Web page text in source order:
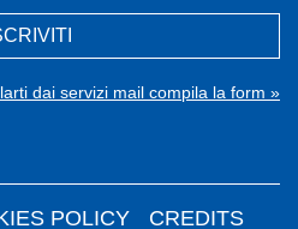
dai servizi mail compila la form »
POLICY CREDITS